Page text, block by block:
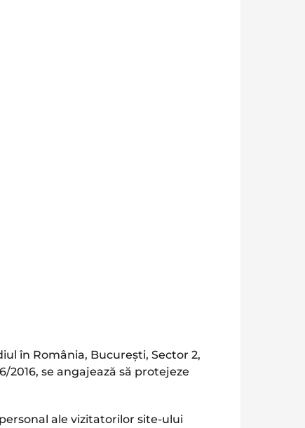
în România, București, Sector 2,
2016, se angajează să protejeze
ale vizitatorilor site-ului